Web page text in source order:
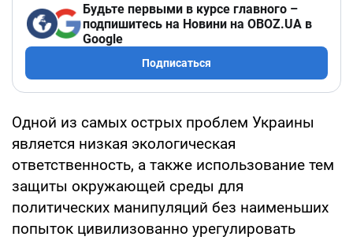
Будьте первыми в курсе главного –
подпишитесь на Новини на OBOZ.UA в
Google
Подписаться
Одной из самых острых проблем Украины
является низкая экологическая
ответственность, а также использование тем
защиты окружающей среды для
политических манипуляций без наименьших
попыток цивилизованно урегулировать